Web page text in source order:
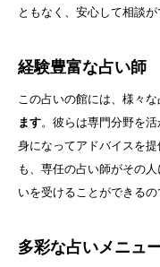
ともなく、安心して相談が
経験豊富な占い師
この占いの館には、様々
ます。彼らは専門分野を
身になってアドバイスを
も、専任の占い師がその
いを受けることができるの
多彩な占いメニュ